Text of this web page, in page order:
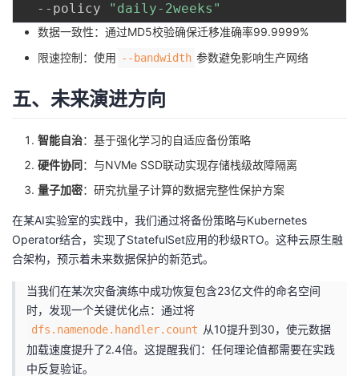
  --policy
"daily-2weeks"
数据一致性：通过MD5校验确保迁移准确率99.9999%
限速控制：使用 --bandwidth 参数避免影响生产网络
五、未来演进方向
智能自治：基于强化学习的自适应备份策略
硬件协同：与NVMe SSD联动实现存储栈级故障隔离
量子加密：研究抗量子计算的数据完整性保护方案
在某AI实验室的实践中，我们通过将备份策略与Kubernetes
Operator结合，实现了StatefulSet应用的秒级RTO。这种云原生融
合架构，预示着未来数据保护的新范式。
当我们在某次灾备演练中成功恢复包含23亿文件的命名空间
时，发现一个关键优化点：通过将
dfs.namenode.handler.count 从10提升到30，使元数据
加载速度提升了2.4倍。这提醒我们：任何理论值都需要在实践
中反复验证。